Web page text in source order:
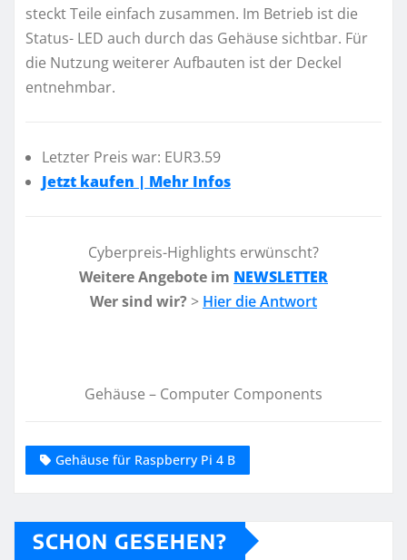
steckt Teile einfach zusammen. Im Betrieb ist die
Status- LED auch durch das Gehäuse sichtbar. Für
die Nutzung weiterer Aufbauten ist der Deckel
entnehmbar.
Letzter Preis war: EUR3.59
Jetzt kaufen | Mehr Infos
Cyberpreis-Highlights erwünscht?
Weitere Angebote im NEWSLETTER
Wer sind wir? > Hier die Antwort
Gehäuse – Computer Components
Gehäuse für Raspberry Pi 4 B
SCHON GESEHEN?